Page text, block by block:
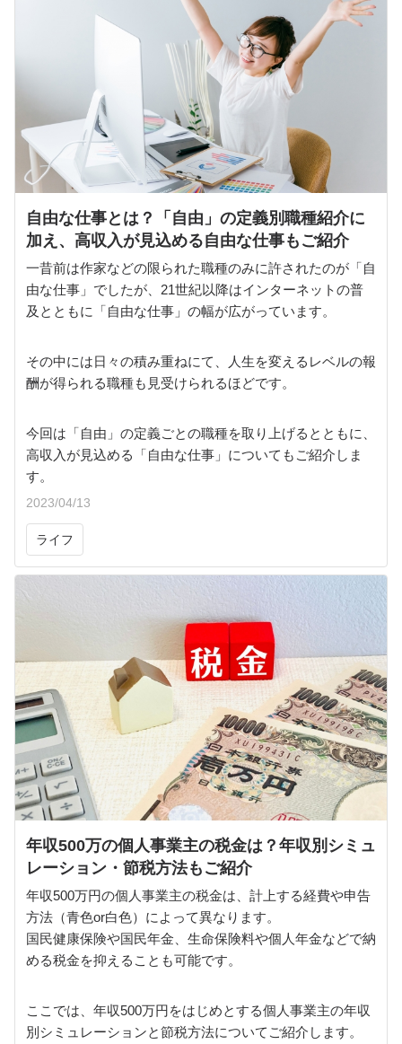
自由な仕事とは？「自由」の定義別職種紹介に
加え、高収入が見込める自由な仕事もご紹介
一昔前は作家などの限られた職種のみに許されたのが「自
由な仕事」でしたが、21世紀以降はインターネットの普
及とともに「自由な仕事」の幅が広がっています。
その中には日々の積み重ねにて、人生を変えるレベルの報
酬が得られる職種も見受けられるほどです。
今回は「自由」の定義ごとの職種を取り上げるとともに、
高収入が見込める「自由な仕事」についてもご紹介しま
す。
2023/04/13
ライフ
年収500万の個人事業主の税金は？年収別シミュ
レーション・節税方法もご紹介
年収500万円の個人事業主の税金は、計上する経費や申告
方法（青色or白色）によって異なります。
国民健康保険や国民年金、生命保険料や個人年金などで納
める税金を抑えることも可能です。
ここでは、年収500万円をはじめとする個人事業主の年収
別シミュレーションと節税方法についてご紹介します。